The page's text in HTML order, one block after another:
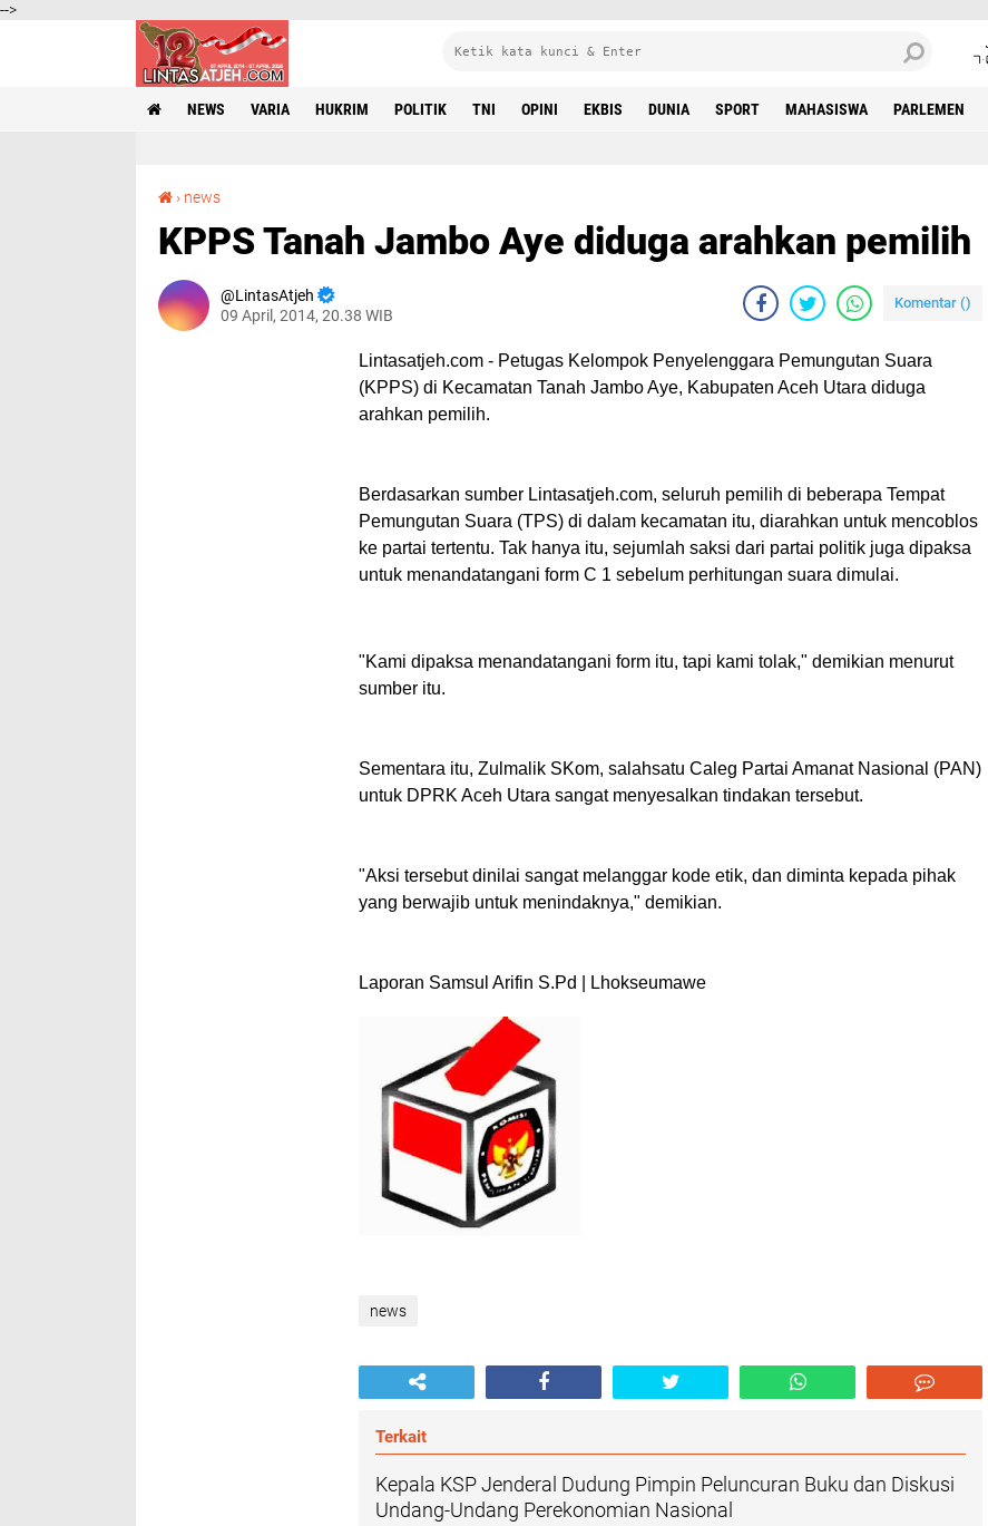
-->
NEWS VARIA HUKRIM POLITIK TNI OPINI EKBIS DUNIA SPORT MAHASISWA PARLEMEN
› news
KPPS Tanah Jambo Aye diduga arahkan pemilih
LintasAtjeh
09 April, 2014, 20.38 WIB
Komentar ()
Lintasatjeh.com - Petugas Kelompok Penyelenggara Pemungutan Suara
(KPPS) di Kecamatan Tanah Jambo Aye, Kabupaten Aceh Utara diduga
arahkan pemilih.
Berdasarkan sumber Lintasatjeh.com, seluruh pemilih di beberapa Tempat
Pemungutan Suara (TPS) di dalam kecamatan itu, diarahkan untuk mencoblos
ke partai tertentu. Tak hanya itu, sejumlah saksi dari partai politik juga dipaksa
untuk menandatangani form C 1 sebelum perhitungan suara dimulai.
"Kami dipaksa menandatangani form itu, tapi kami tolak," demikian menurut
sumber itu.
Sementara itu, Zulmalik SKom, salahsatu Caleg Partai Amanat Nasional (PAN)
untuk DPRK Aceh Utara sangat menyesalkan tindakan tersebut.
"Aksi tersebut dinilai sangat melanggar kode etik, dan diminta kepada pihak
yang berwajib untuk menindaknya," demikian.
Laporan Samsul Arifin S.Pd | Lhokseumawe
news
Terkait
Kepala KSP Jenderal Dudung Pimpin Peluncuran Buku dan Diskusi
Undang-Undang Perekonomian Nasional